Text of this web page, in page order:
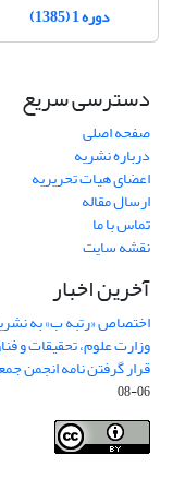
دوره 1 (1385)
دسترسی سریع
صفحه اصلی
درباره نشریه
اعضای هیات تحریریه
ارسال مقاله
تماس با ما
نقشه سایت
آخرین اخبار
اختصاص «رتبه ب» به
وزارت علوم، تحقیقات و
قرار گرفتن نامه انجمن
06-08